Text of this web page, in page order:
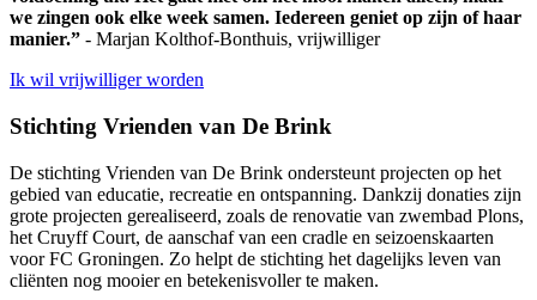
we zingen ook elke week samen. Iedereen geniet op zijn of haar
manier.” - Marjan Kolthof-Bonthuis, vrijwilliger
Ik wil vrijwilliger worden
Stichting Vrienden van De Brink
De stichting Vrienden van De Brink ondersteunt projecten op het
gebied van educatie, recreatie en ontspanning. Dankzij donaties zijn
grote projecten gerealiseerd, zoals de renovatie van zwembad Plons,
het Cruyff Court, de aanschaf van een cradle en seizoenskaarten
voor FC Groningen. Zo helpt de stichting het dagelijks leven van
cliënten nog mooier en betekenisvoller te maken.